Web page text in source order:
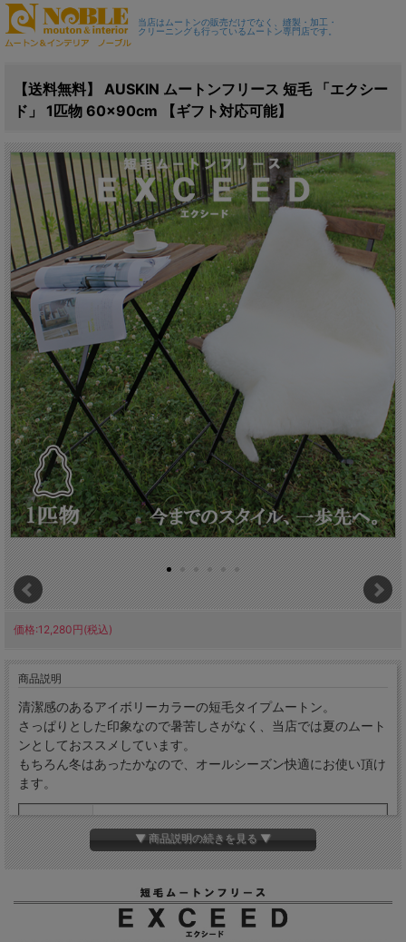
当店はムートンの販売だけでなく、縫製・加工・
クリーニングも行っているムートン専門店です。
【送料無料】 AUSKIN ムートンフリース 短毛 「エクシー
ド」 1匹物 60×90cm 【ギフト対応可能】
価格:12,280円(税込)
商品説明
清潔感のあるアイボリーカラーの短毛タイプムートン。
さっぱりとした印象なので暑苦しさがなく、当店では夏のムート
ンとしておススメしています。
もちろん冬はあったかなので、オールシーズン快適にお使い頂け
ます。
サイズ 1匹物 約60cm×90cm
【他のサイズはこちら】
▼ 商品説明の続きを見る ▼